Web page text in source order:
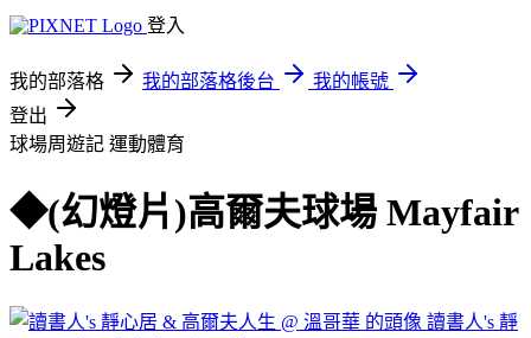
登入
我的部落格 我的部落格後台
我的帳號
登出
球場周遊記 運動體育
◆(幻燈片)高爾夫球場 Mayfair
Lakes
讀書人's 靜